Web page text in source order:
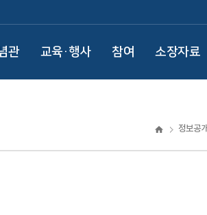
관 교육·행사 참여 소장자료
정보공